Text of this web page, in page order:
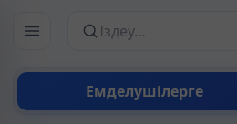
Емделушілерге
Сайттан іздеу